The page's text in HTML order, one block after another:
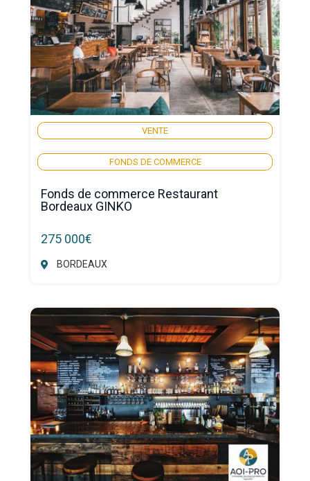
VENTE
FONDS DE COMMERCE
Fonds de commerce Restaurant
Bordeaux GINKO
275 000€
BORDEAUX